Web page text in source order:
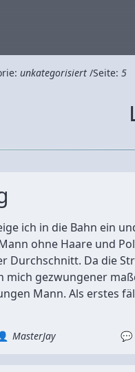
unkategorisiert Seite: 5
ich in die Bahn ein
ohne Haare und
Durchschnitt. Da die
mich gezwungener
Mann. Als erstes
MasterJay